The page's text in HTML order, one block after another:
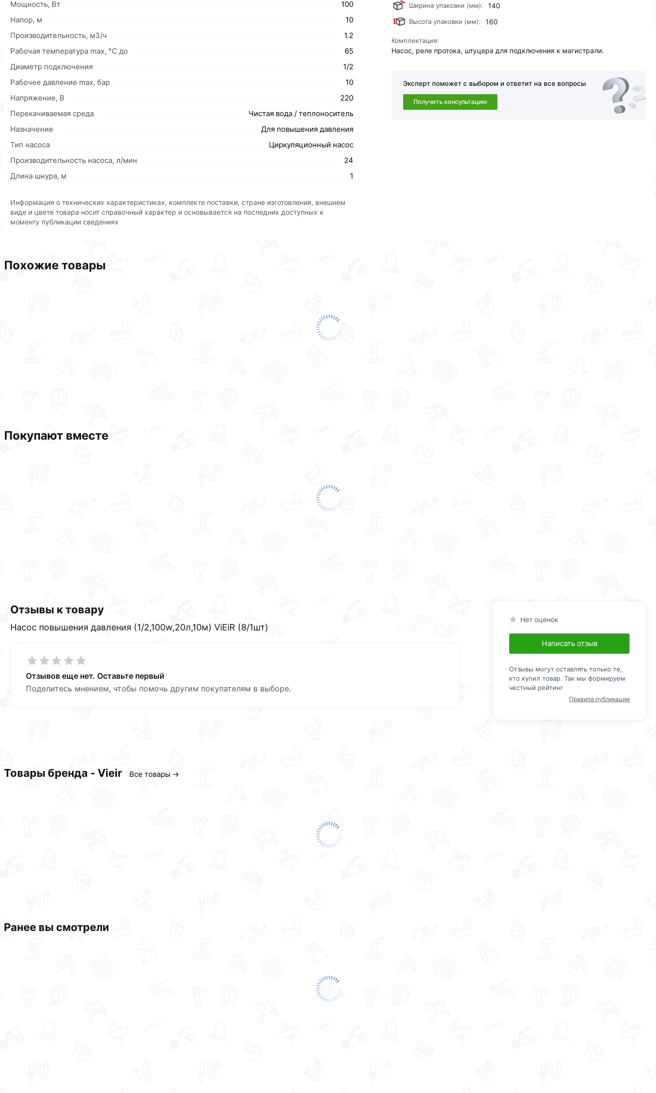
напора всего дома или квартиры, включая обеспечения напором бытовых приборов:
Для приобретения данной позиции, кликните мышкой
или нажмите на кнопку
Условия доставки и цены на товар Насос повышения давления (1/2,100w,20л,10м) ViEiR (8/1шт) действительны в Москве и области.
Наши профессиональные менеджеры обработают заказ и свяжутся с Вами для согласования условий доставки или самовывоза.Перед оформлением онлайн заказа
Данний товар от производителя
сертифицирован, соответствует всем стандартам качества. Возврат купленного товарa в течение 30 дней (наличие чека обязательно).
Мощность, Вт
100
Напор, м
10
Производительность, м3/ч
1.2
Рабочая температура max, °С до
65
Диаметр подключения
1/2
Рабочее давление max, бар
10
Напряжение, В
220
Перекачиваемая среда
Чистая вода / теплоноситель
Назначение
Для повышения давления
Тип насоса
Циркуляционный насос
Производительность насоса, л/мин
24
Длина шнура, м
1
Информация о технических характеристиках, комплекте поставки, стране изготовления, внешнем
виде и цвете товара носит справочный характер и основывается на последних доступных к
моменту публикации сведениях
Ширина упаковки (мм): 140
Высота упаковки (мм): 160
Комплектация:
Насос, реле протока, штуцера для подключения к магистрали.
Эксперт поможет с выбором и ответит на все вопросы
Получить консультацию
Похожие товары
Покупают вместе
Отзывы к товару
Насос повышения давления (1/2,100w,20л,10м) ViEiR (8/1шт)
Отзывов еще нет. Оставьте первый
Поделитесь мнением, чтобы помочь другим покупателям в выборе.
Нет оценок
Написать отзыв
Отзывы могут оставлять только те,
кто купил товар. Так мы формируем
честный рейтинг
Правила публикации
Товары бренда - Vieir Все товары →
Ранее вы смотрели